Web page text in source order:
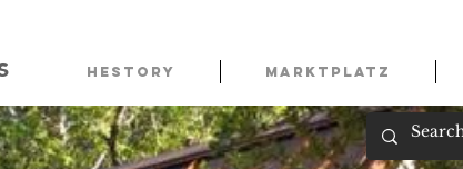
HESTORY Marktplatz